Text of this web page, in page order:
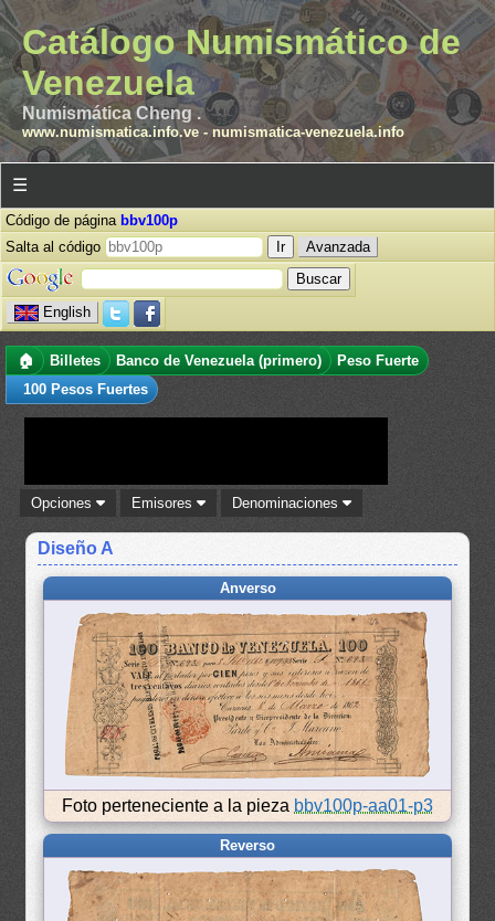
Catálogo Numismático de
Venezuela
Numismática Cheng .
www.numismatica.info.ve- numismatica-venezuela.info
☰
Código de página bbv100p
Salta al código
Avanzada
English
🏠 Billetes Banco de Venezuela (primero)
Peso Fuerte
100 Pesos Fuertes
Opciones Emisores Denominaciones
Diseño A
Anverso
Foto perteneciente a la pieza bbv100p-aa01-p3
Reverso